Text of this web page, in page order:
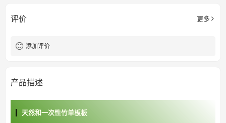
评价 更多
添加评价
产品描述
天然和一次性竹单板板